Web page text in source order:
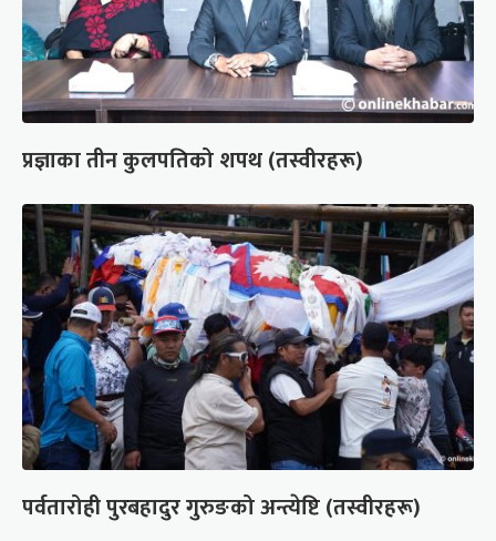
प्रज्ञाका तीन कुलपतिको शपथ (तस्वीरहरू)
पर्वतारोही पुरबहादुर गुरुङको अन्त्येष्टि (तस्वीरहरू)